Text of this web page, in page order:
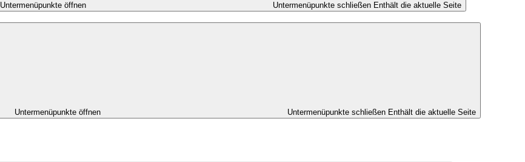
Untermenüpunkte öffnen Untermenüpunkte schließen Enthält die aktuelle Seite
Untermenüpunkte öffnen Untermenüpunkte schließen Enthält die aktuelle Seite